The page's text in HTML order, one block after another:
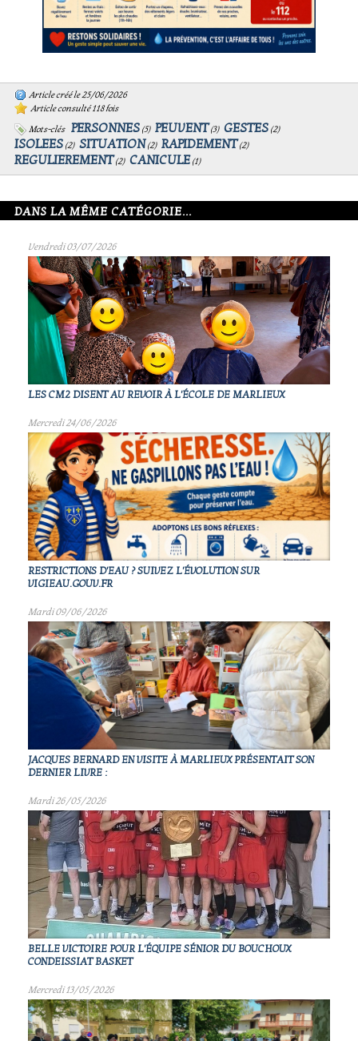
Article créé le 25/06/2026
Article consulté 118 fois
Mots-clés
PERSONNES (5) PEUVENT (3) GESTES (2)
ISOLEES (2) SITUATION (2) RAPIDEMENT (2)
REGULIEREMENT (2) CANICULE (1)
DANS LA MÊME CATÉGORIE...
Vendredi 03/07/2026
LES CM2 DISENT AU REVOIR À L'ÉCOLE DE MARLIEUX
Mercredi 24/06/2026
RESTRICTIONS D'EAU ? SUIVEZ L'ÉVOLUTION SUR
VIGIEAU.GOUV.FR
Mardi 09/06/2026
JACQUES BERNARD EN VISITE À MARLIEUX PRÉSENTAIT SON
DERNIER LIVRE :
Mardi 26/05/2026
BELLE VICTOIRE POUR L'ÉQUIPE SÉNIOR DU BOUCHOUX
CONDEISSIAT BASKET
Mercredi 13/05/2026